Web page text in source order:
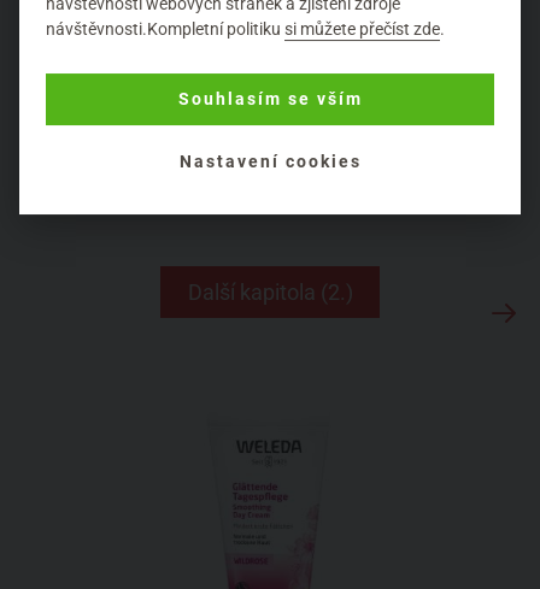
lehce ošetřit pokožku a zase běžet, ideální volbou je
potom růžové tělové mléko, které se okamžitě vsákne,
pokožku zvláční a provoní. Obličej pak můžeme ošetřit
růžovým krémem, který je vhodný pro pleť ve věku od 28 -
42 let. Ovšem pokud nespadáte do dané věkové kategorie,
ale krém vám voní a vyhovuje, nenechte se omezovat.
Další kapitola (2.)
návštěvnosti.Kompletní politikusi můžete přečíst zde.
Souhlasím se vším
Nastavení cookies